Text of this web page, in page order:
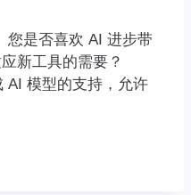
是否喜欢 AI 进步带
新工具的需要？
AI 模型的支持，允许